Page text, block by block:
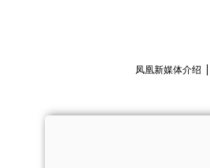
凤凰新媒体介绍